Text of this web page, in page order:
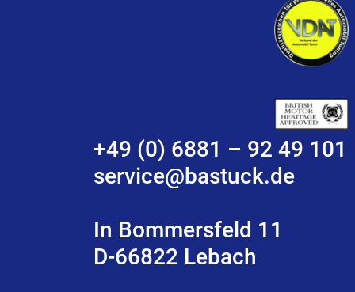
+49 (0) 6881 – 92 49 101
service@bastuck.de
In Bommersfeld 11
D-66822 Lebach